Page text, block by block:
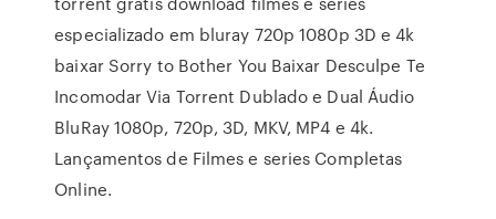
especializado em bluray 720p 1080p 3D e 4k
baixar Sorry to Bother You Baixar Desculpe Te
Incomodar Via Torrent Dublado e Dual Áudio
BluRay 1080p, 720p, 3D, MKV, MP4 e 4k.
Lançamentos de Filmes e series Completas
Online.